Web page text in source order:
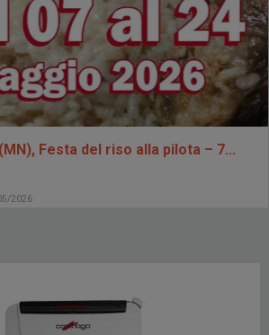
Festa del riso alla pilota – 7...